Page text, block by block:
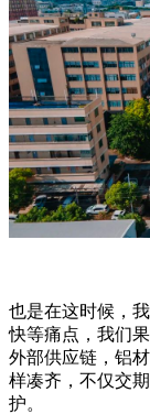
也是在这时候，
快等痛点，我们
外部供应链，铝
样凑齐，不仅交
护。